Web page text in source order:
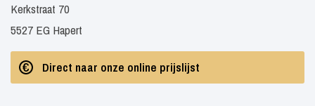
Kerkstraat 70
5527 EG Hapert
Direct naar onze online prijslijst